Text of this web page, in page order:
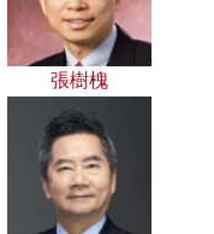
張樹槐